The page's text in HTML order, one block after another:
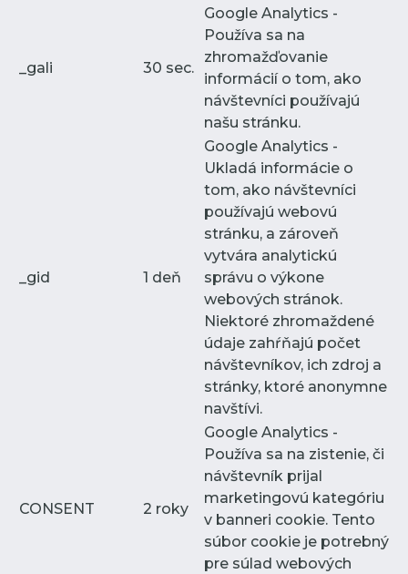
_gali 30 sec.
Google Analytics -
Používa sa na
zhromažďovanie
informácií o tom, ako
návštevníci používajú
našu stránku.
_gid 1 deň
Google Analytics -
Ukladá informácie o
tom, ako návštevníci
používajú webovú
stránku, a zároveň
vytvára analytickú
správu o výkone
webových stránok.
Niektoré zhromaždené
údaje zahŕňajú počet
návštevníkov, ich zdroj a
stránky, ktoré anonymne
navštívi.
CONSENT 2 roky
Google Analytics -
Používa sa na zistenie, či
návštevník prijal
marketingovú kategóriu
v banneri cookie. Tento
súbor cookie je potrebný
pre súlad webových